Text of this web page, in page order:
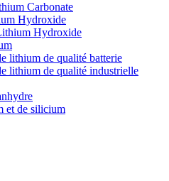
Carbonate
Hydroxide
Hydroxide
lithium de qualité batterie
lithium de qualité industrielle
et de silicium